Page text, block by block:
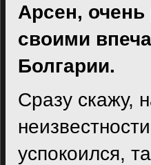
Арсен, очень
своими
Болгарии.
Сразу скажу,
успокоился,